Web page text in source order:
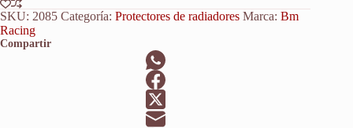
250
R
2018-
2019
SKU: 2085 Categoría: Protectores de radiadores Marca: Bm
Racing
Compartir